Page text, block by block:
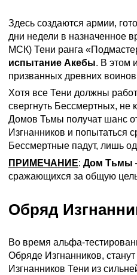
Здесь создаются армии,
дни недели в назначенное
МСК) Тени ранга
испытание Акебы. В этом
призванных древних
Хотя все Тени должны
свергнуть Бессмертных, не
Домов Тьмы получат шанс
Изгнанников и попытаться
Бессмертные падут, лишь
ПРИМЕЧАНИЕ: Дом Тьмы
сражающихся за общую
Обряд
Во время альфа-
Обряде Изгнанников,
Изгнанников Тени из